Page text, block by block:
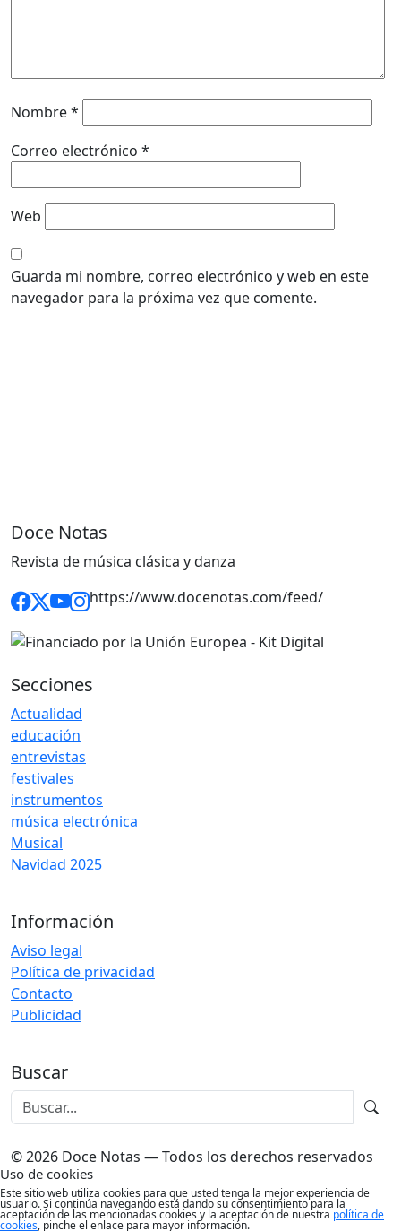
Nombre*
Correo electrónico *
Web
Guarda mi nombre, correo electrónico y web en este
navegador para la próxima vez que comente.
Doce Notas
Revista de música clásica y danza
https://www.docenotas.com/feed/
Secciones
Actualidad
educación
entrevistas
festivales
instrumentos
música electrónica
Musical
Navidad 2025
Información
Aviso legal
Política de privacidad
Contacto
Publicidad
Buscar
© 2026 Doce Notas — Todos los derechos reservados
Uso de cookies
Este sitio web utiliza cookies para que usted tenga la mejor experiencia de
usuario. Si continúa navegando está dando su consentimiento para la
aceptación de las mencionadas cookies y la aceptación de nuestra política de
cookies, pinche el enlace para mayor información.